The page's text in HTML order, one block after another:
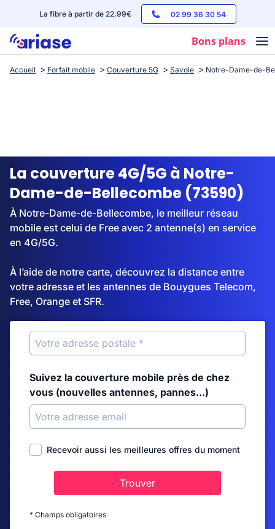
La fibre à partir de 22,99€ 02 99 36 30 54
Bons plans
Box internet
Streaming
Accueil Forfait mobile Couverture 5G Savoie Notre-Dame-de-
La couverture 4G/5G à Notre-
Dame-de-Bellecombe (73590)
À Notre-Dame-de-Bellecombe, le meilleur réseau
mobile est celui de Free avec 2 antenne(s) en service
en 4G/5G.
À l’aide de notre carte, découvrez la distance entre
votre adresse et les antennes de Bouygues Telecom,
Free, Orange et SFR.
Suivez la couverture mobile près de chez
vous (nouvelles antennes, pannes...)
Recevoir aussi les meilleures offres du moment
Trouver
* Champs obligatoires